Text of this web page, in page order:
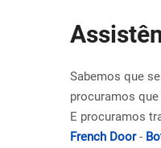
Sabemos que
procuramos
E procuramos
French Door-